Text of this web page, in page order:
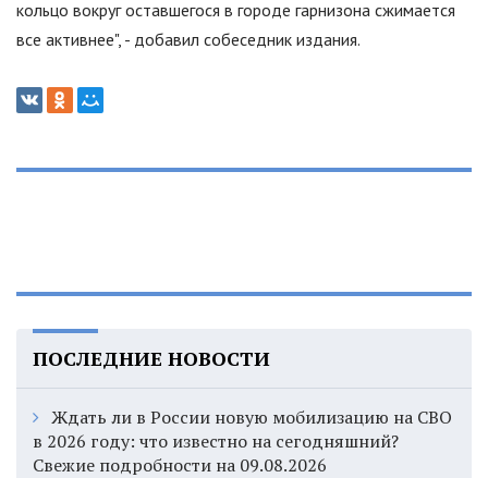
кольцо вокруг оставшегося в городе гарнизона сжимается
все активнее", - добавил собеседник издания.
ПОСЛЕДНИЕ НОВОСТИ
Ждать ли в России новую мобилизацию на СВО
в 2026 году: что известно на сегодняшний?
Свежие подробности на 09.08.2026